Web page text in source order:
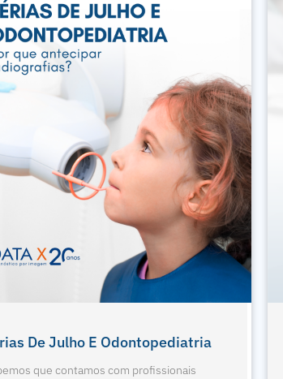
De Terceiros Molares
que contamos com profissionais